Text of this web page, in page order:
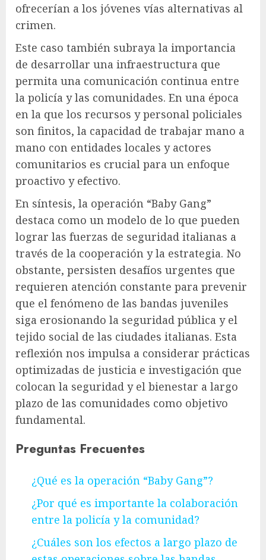
ofrecerían a los jóvenes vías alternativas al
crimen.
Este caso también subraya la importancia
de desarrollar una infraestructura que
permita una comunicación continua entre
la policía y las comunidades. En una época
en la que los recursos y personal policiales
son finitos, la capacidad de trabajar mano a
mano con entidades locales y actores
comunitarios es crucial para un enfoque
proactivo y efectivo.
En síntesis, la operación “Baby Gang”
destaca como un modelo de lo que pueden
lograr las fuerzas de seguridad italianas a
través de la cooperación y la estrategia. No
obstante, persisten desafíos urgentes que
requieren atención constante para prevenir
que el fenómeno de las bandas juveniles
siga erosionando la seguridad pública y el
tejido social de las ciudades italianas. Esta
reflexión nos impulsa a considerar prácticas
optimizadas de justicia e investigación que
colocan la seguridad y el bienestar a largo
plazo de las comunidades como objetivo
fundamental.
Preguntas Frecuentes
¿Qué es la operación “Baby Gang”?
¿Por qué es importante la colaboración
entre la policía y la comunidad?
¿Cuáles son los efectos a largo plazo de